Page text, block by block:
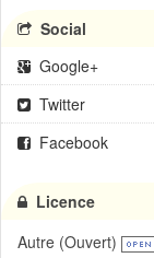
Social
Google+
Twitter
Facebook
Licence
Autre (Ouvert)